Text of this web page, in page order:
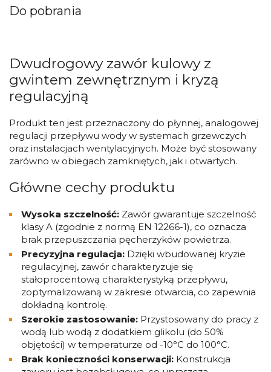
Do pobrania
Dwudrogowy zawór kulowy z
gwintem zewnętrznym i kryzą
regulacyjną
Produkt ten jest przeznaczony do płynnej, analogowej
regulacji przepływu wody w systemach grzewczych
oraz instalacjach wentylacyjnych. Może być stosowany
zarówno w obiegach zamkniętych, jak i otwartych.
Główne cechy produktu
Wysoka szczelność: Zawór gwarantuje szczelność
klasy A (zgodnie z normą EN 12266-1), co oznacza
brak przepuszczania pęcherzyków powietrza.
Precyzyjna regulacja: Dzięki wbudowanej kryzie
regulacyjnej, zawór charakteryzuje się
stałoprocentową charakterystyką przepływu,
zoptymalizowaną w zakresie otwarcia, co zapewnia
dokładną kontrolę.
Szerokie zastosowanie: Przystosowany do pracy z
wodą lub wodą z dodatkiem glikolu (do 50%
objętości) w temperaturze od -10°C do 100°C.
Brak konieczności konserwacji: Konstrukcja